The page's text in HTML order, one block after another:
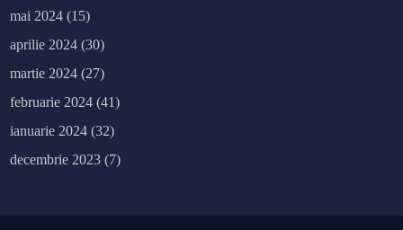
mai 2024 (15)
aprilie 2024 (30)
martie 2024 (27)
februarie 2024 (41)
ianuarie 2024 (32)
decembrie 2023 (7)